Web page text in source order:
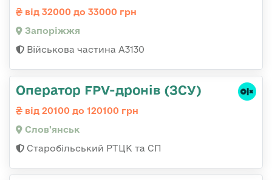
від 32000 до 33000 грн
Запоріжжя
Військова частина А3130
Оператор FPV-дронів (ЗСУ)
від 20100 до 120100 грн
Слов'янськ
Старобільський РТЦК та СП